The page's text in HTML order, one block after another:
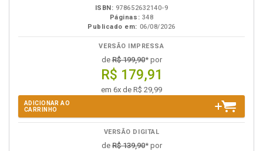
ISBN: 978652632140-9
Páginas: 348
Publicado em: 06/08/2026
VERSÃO IMPRESSA
deR$ 199,90* por
R$ 179,91
em 6x de R$ 29,99
ADICIONAR AO
CARRINHO
VERSÃO DIGITAL
deR$ 139,90* por